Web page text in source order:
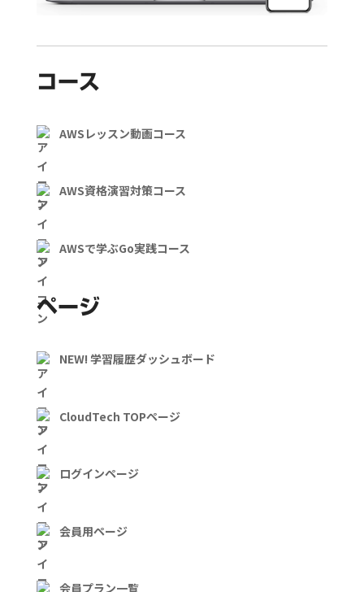
コース
AWSレッスン動画コース
AWS資格演習対策コース
AWSで学ぶGo実践コース
ページ
NEW! 学習履歴ダッシュボード
CloudTech TOPページ
ログインページ
会員用ページ
会員プラン一覧